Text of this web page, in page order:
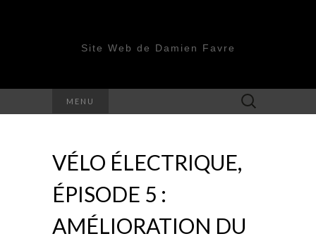
Site Web de Damien Favre
MENU Rechercher :
VÉLO ÉLECTRIQUE,
ÉPISODE 5 :
AMÉLIORATION DU